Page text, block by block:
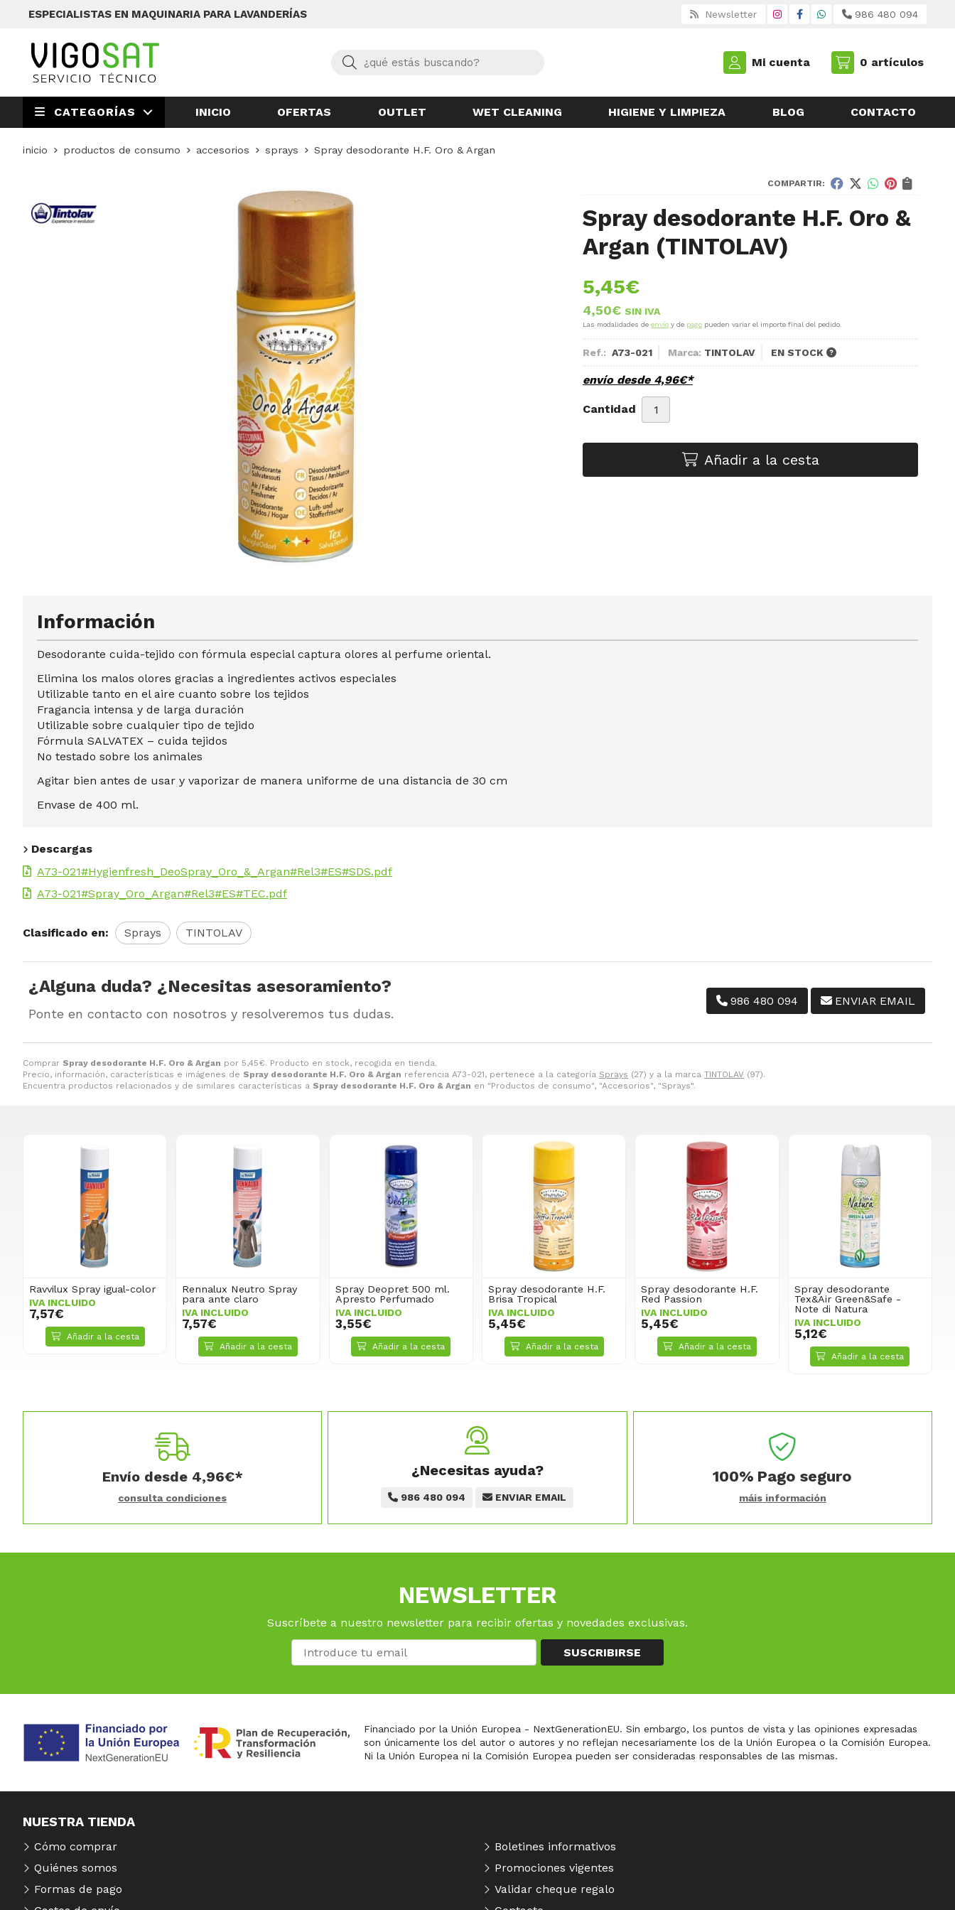
ESPECIALISTAS EN MAQUINARIA PARA LAVANDERÍAS Newsletter 986 480 094
Buscar Mi cuenta 0 artículos
CATEGORÍAS INICIO OFERTAS OUTLET WET CLEANING HIGIENE Y LIMPIEZA BLOG CONTACTO
inicio productos de consumo accesorios sprays Spray desodorante H.F. Oro & Argan
COMPARTIR:
Spray desodorante H.F. Oro &
Argan (TINTOLAV)
5,45€
4,50€ SIN IVA
Las modalidades de envío y de pago pueden variar el importe final del pedido.
Ref.: A73-021 Marca: TINTOLAV EN STOCK
envío desde 4,96€*
Cantidad
Añadir a la cesta
Comprar Spray desodorante H.F. Oro & Argan por 5,45€. Producto en stock, recogida en tienda.
Precio, información, características e imágenes de Spray desodorante H.F. Oro & Argan referencia A73-021, pertenece a la categoría Sprays (27) y a la marca TINTOLAV (97).
Encuentra productos relacionados y de similares características a Spray desodorante H.F. Oro & Argan en "Productos de consumo", "Accesorios", "Sprays".
Información
Desodorante cuida-tejido con fórmula especial captura olores al perfume oriental.
Elimina los malos olores gracias a ingredientes activos especiales
Utilizable tanto en el aire cuanto sobre los tejidos
Fragancia intensa y de larga duración
Utilizable sobre cualquier tipo de tejido
Fórmula SALVATEX – cuida tejidos
No testado sobre los animales
Agitar bien antes de usar y vaporizar de manera uniforme de una distancia de 30 cm
Envase de 400 ml.
Descargas
A73-021#Hygienfresh_DeoSpray_Oro_&_Argan#Rel3#ES#SDS.pdf
A73-021#Spray_Oro_Argan#Rel3#ES#TEC.pdf
Clasificado en: Sprays TINTOLAV
¿Alguna duda? ¿Necesitas asesoramiento?
Ponte en contacto con nosotros y resolveremos tus dudas.
986 480 094 ENVIAR EMAIL
Ravvilux Spray igual-color
IVA INCLUIDO
7,57€
Añadir a la cesta
Rennalux Neutro Spray
para ante claro
IVA INCLUIDO
7,57€
Añadir a la cesta
Spray Deopret 500 ml.
Apresto Perfumado
IVA INCLUIDO
3,55€
Añadir a la cesta
Spray desodorante H.F.
Brisa Tropical
IVA INCLUIDO
5,45€
Añadir a la cesta
Spray desodorante H.F.
Red Passion
IVA INCLUIDO
5,45€
Añadir a la cesta
Spray desodorante
Tex&Air Green&Safe -
Note di Natura
IVA INCLUIDO
5,12€
Añadir a la cesta
Envío desde 4,96€*
consulta condiciones
¿Necesitas ayuda?
986 480 094 ENVIAR EMAIL
100% Pago seguro
máis información
NEWSLETTER
Suscríbete a nuestro newsletter para recibir ofertas y novedades exclusivas.
SUSCRIBIRSE
Financiado por la Unión Europea - NextGenerationEU. Sin embargo, los puntos de vista y las opiniones expresadas
son únicamente los del autor o autores y no reflejan necesariamente los de la Unión Europea o la Comisión Europea.
Ni la Unión Europea ni la Comisión Europea pueden ser consideradas responsables de las mismas.
NUESTRA TIENDA
Cómo comprar
Quiénes somos
Formas de pago
Boletines informativos
Promociones vigentes
Validar cheque regalo